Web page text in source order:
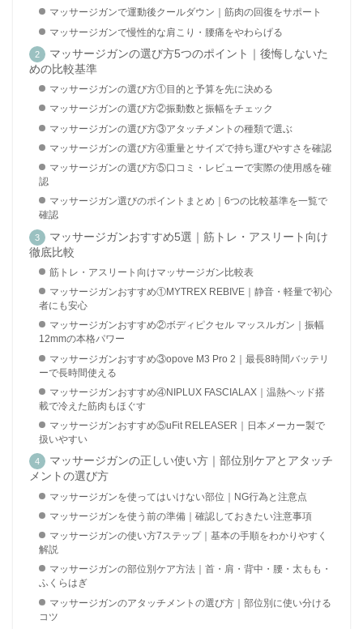
マッサージガンで運動後クールダウン｜筋肉の回復をサポート
マッサージガンで慢性的な肩こり・腰痛をやわらげる
マッサージガンの選び方5つのポイント｜後悔しないた
めの比較基準
マッサージガンの選び方①目的と予算を先に決める
マッサージガンの選び方②振動数と振幅をチェック
マッサージガンの選び方③アタッチメントの種類で選ぶ
マッサージガンの選び方④重量とサイズで持ち運びやすさを確認
マッサージガンの選び方⑤口コミ・レビューで実際の使用感を確
認
マッサージガン選びのポイントまとめ｜6つの比較基準を一覧で
確認
マッサージガンおすすめ5選｜筋トレ・アスリート向け
徹底比較
筋トレ・アスリート向けマッサージガン比較表
マッサージガンおすすめ①MYTREX REBIVE｜静音・軽量で初心
者にも安心
マッサージガンおすすめ②ボディピクセル マッスルガン｜振幅
12mmの本格パワー
マッサージガンおすすめ③opove M3 Pro 2｜最長8時間バッテリ
ーで長時間使える
マッサージガンおすすめ④NIPLUX FASCIALAX｜温熱ヘッド搭
載で冷えた筋肉もほぐす
マッサージガンおすすめ⑤uFit RELEASER｜日本メーカー製で
扱いやすい
マッサージガンの正しい使い方｜部位別ケアとアタッチ
メントの選び方
マッサージガンを使ってはいけない部位｜NG行為と注意点
マッサージガンを使う前の準備｜確認しておきたい注意事項
マッサージガンの使い方7ステップ｜基本の手順をわかりやすく
解説
マッサージガンの部位別ケア方法｜首・肩・背中・腰・太もも・
ふくらはぎ
マッサージガンのアタッチメントの選び方｜部位別に使い分ける
コツ